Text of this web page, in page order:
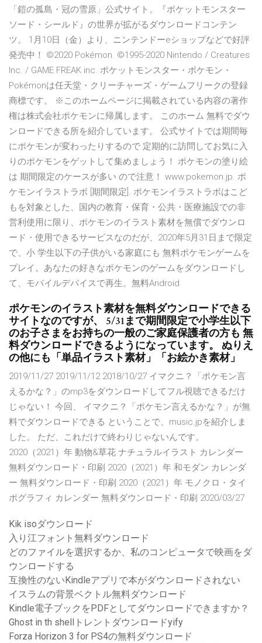
「鎧の孤島・冠の雪原」公式サイト。『ポケットモンスター
ソード・シールド』の世界が拡がるダウンロードコンテン
ツ。 1月10日（金）より、ニンテンドーeショップなどで好評
発売中！ ©2020 Pokémon. ©1995-2020 Nintendo / Creatures
Inc. / GAME FREAK inc. ポケットモンスター・ポケモン・
Pokémonは任天堂・クリーチャーズ・ゲームフリークの登録
商標です。 ※このホームページに掲載されている内容の著作
権は株式会社ポケモンに帰属します。 このホーム 無料でダウ
ンロードできる所を紹介しています。 公式サイトでは期間毎
にポケモンが変わったりするので 定期的に訪問してお気に入
りのポケモンをゲットして集めましょう！ ポケモンの塗り絵
は 期間限定のケースが多い ので注意！ www.pokemon.jp. ポ
ケモンイラストラボ [期間限定]. ポケモンイラストラボはこど
もを対象とした、国内の教育・保育・公共・医療施設での非
営利使用に限り、ポケモンのイラスト素材を無償でダウンロ
ード・使用できるサービスなのだが、2020年5月31日まで限定
で、小 学生以下の子供がいる家庭にも 無料ポケモンゲームを
プレイ。あなたの好きなポケモンのゲームをダウンロードし
て、モバイルデバイスで再生。無料Android
ポケモンのイラスト素材を無料ダウンロードできる
サイトなのですが、 5/31まで期間限定で小学生以下
のお子さまをお持ちの一般のご家庭保護者の方も 無
料ダウンロードできるようになっています。 ぬりえ
の他にも「単品イラスト素材」「お絵かき素材」
2019/11/27 2019/11/12 2018/10/27 イマクニ？「ポケモン言
えるかな？」のmp3をダウンロードしてフル視聴できるだけ
じゃない！ 今回、 イマクニ？「ポケモン言えるかな？」が無
料でダウンロードできる ということで、music.jpを紹介しま
した。 ただ、これだけで終わりじゃないんです。
2020（2021）年 動物&草花 ナチュラルイラスト カレンダー
無料ダウンロード・印刷 2020（2021）年 和モダン カレンダ
ー 無料ダウンロード・印刷 2020（2021）年 モノクロ・タイ
ポグラフィ カレンダー 無料ダウンロード・印刷 2020/03/27
Kik isoダウンロード
入り江フォント無料ダウンロード
どのファイルを選択するか、私のコンピュータで映画をダ
ウンロードする
互換性のないKindleアプリで本がダウンロードされない
イスラムの背景ベクトル無料ダウンロード
Kindle電子ブックをPDFとしてダウンロードできますか？
Ghost in th shellトレントダウンロードyify
Forza Horizo​​n 3 for PS4の無料ダウンロード